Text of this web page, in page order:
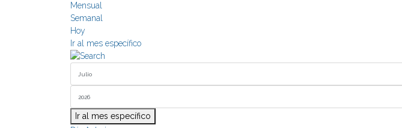
Mensual
Semanal
Hoy
Ir al mes específico
Ir al mes específico